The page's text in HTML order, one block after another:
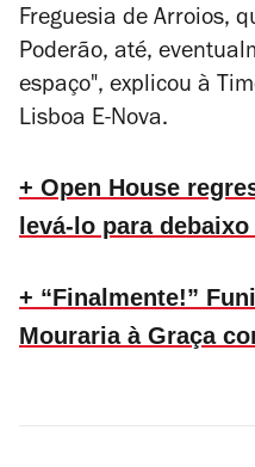
Freguesia de Arroios,
Poderão, até,
espaço", explicou à
Lisboa E-Nova.
+ Open House
levá-lo para
+ “Finalmente!”
Mouraria à Graça